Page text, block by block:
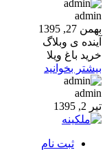
admin
بهمن 27, 1395
آینده ی وبلاگ
خرید باغ ویلا
بیشتر بخوانید
admin
تیر 2, 1395
ثبت نام